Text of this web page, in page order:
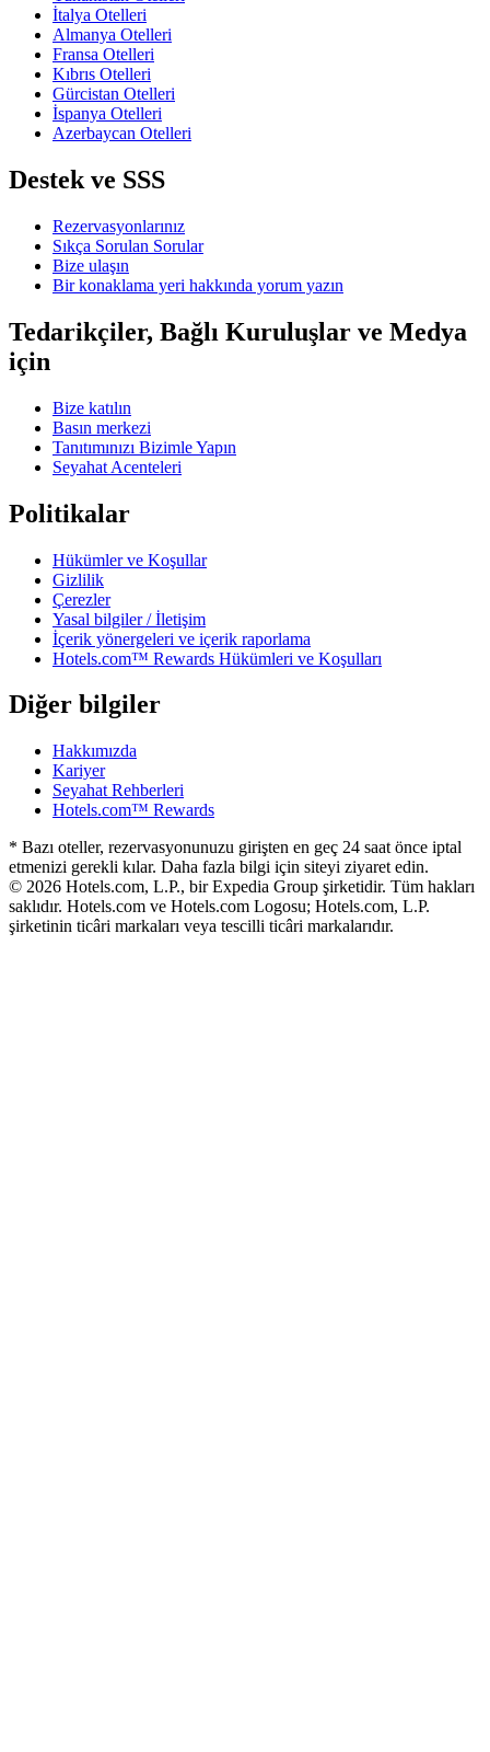
İtalya Otelleri
Almanya Otelleri
Fransa Otelleri
Kıbrıs Otelleri
Gürcistan Otelleri
İspanya Otelleri
Azerbaycan Otelleri
Destek ve SSS
Rezervasyonlarınız
Sıkça Sorulan Sorular
Bize ulaşın
Bir konaklama yeri hakkında yorum yazın
Tedarikçiler, Bağlı Kuruluşlar ve Medya
için
Bize katılın
Basın merkezi
Tanıtımınızı Bizimle Yapın
Seyahat Acenteleri
Politikalar
Hükümler ve Koşullar
Gizlilik
Çerezler
Yasal bilgiler / İletişim
İçerik yönergeleri ve içerik raporlama
Hotels.com™ Rewards Hükümleri ve Koşulları
Diğer bilgiler
Hakkımızda
Kariyer
Seyahat Rehberleri
Hotels.com™ Rewards
* Bazı oteller, rezervasyonunuzu girişten en geç 24 saat önce iptal
etmenizi gerekli kılar. Daha fazla bilgi için siteyi ziyaret edin.
© 2026 Hotels.com, L.P., bir Expedia Group şirketidir. Tüm hakları
saklıdır. Hotels.com ve Hotels.com Logosu; Hotels.com, L.P.
şirketinin ticâri markaları veya tescilli ticâri markalarıdır.